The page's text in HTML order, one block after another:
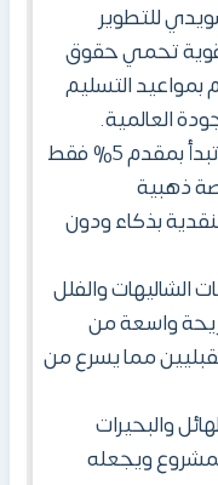
للتطوير
قوية تحمي حقوق
بمواعيد التسليم
العالمية.
توفر أنظمة السداد المرنة التي تبدأ بمقدم 5% فقط
فرصة ذهبية
بذكاء ودون
الشاليهات والفلل
واسعة من
مما يسرع من
والبحيرات
ويجعله